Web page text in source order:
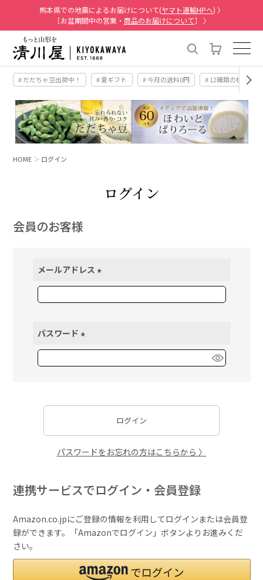
熊本県での地震によるお届けについて(ヤマト運輸HPへ) 〉
［お盆期間中の営業・ 商品のお届けについて］ 〉
# だだちゃ豆出荷中！ # 夏ギフト # 今月の送料0円 # 12種類の桃
HOME ログイン
ログイン
会員のお客様
メールアドレス
(
必
パスワード
(
必
ログイン
パスワードをお忘れの方はこちらから 〉
連携サービスでログイン・会員登録
Amazon.co.jpにご登録の情報を利用してログインまたは会員登
録ができます。「Amazonでログイン」ボタンよりお進みくだ
さい。